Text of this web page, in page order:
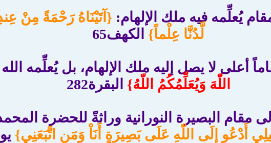
يُعلِّمه فيه ملك الإلهام:{آتَيْنَاهُ رَحْمَةً مِنْ
لَّدُنَّا عِلْماً} الكهف65
أعلى لا يصل إليه ملك الإلهام، بل يُعلِّمه
اللّهَ وَيُعَلِّمُكُمُ اللّهُ} البقرة282
مقام البصيرة النورانية وراثةً للحضرة
أَدْعُو إِلَى اللّهِ عَلَى بَصِيرَةٍ أَنَاْ وَمَنِ اتَّبَعَنِي}